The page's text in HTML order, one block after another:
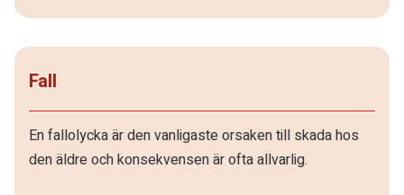
Fall
En fallolycka är den vanligaste orsaken till skada hos
den äldre och konsekvensen är ofta allvarlig.